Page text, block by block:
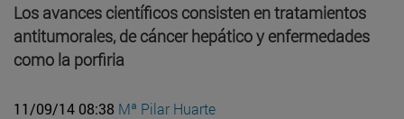
Los avances científicos consisten en tratamientos
antitumorales, de cáncer hepático y enfermedades
como la porfiria
11/09/14 08:38 Mª Pilar Huarte